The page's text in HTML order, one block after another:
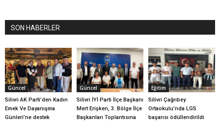
SON HABERLER
Güncel
Silivri AK Parti’den Kadın
Emek Ve Dayanışma
Günleri’ne destek
Güncel
Silivri İYİ Parti İlçe Başkanı
Mert Erişken, 3. Bölge İlçe
Başkanları Toplantısına
Eğitim
Silivri Çağrıbey
Ortaokulu’nda LGS
başarısı ödüllendirildi